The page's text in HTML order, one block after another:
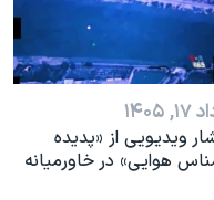
۱۴۰۵
ویدیویی از «پدیده‌
هوایی» در خاورمیانه